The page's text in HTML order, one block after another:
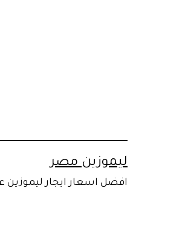
ليموزين مصر
افضل اسعار ايجار ليموزين